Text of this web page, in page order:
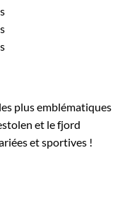
plus emblématiques
et le fjord
et sportives !